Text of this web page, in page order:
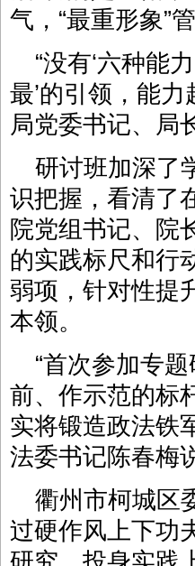
气，“最重形象”
“没有‘六种能
最’的引领，能
局党委书记、局
研讨班加深了
识把握，看清了
院党组书记、院
的实践标尺和行
弱项，针对性提
本领。
“首次参加专
前、作示范的标
实将锻造政法铁
法委书记陈春梅
衢州市柯城区
过硬作风上下功